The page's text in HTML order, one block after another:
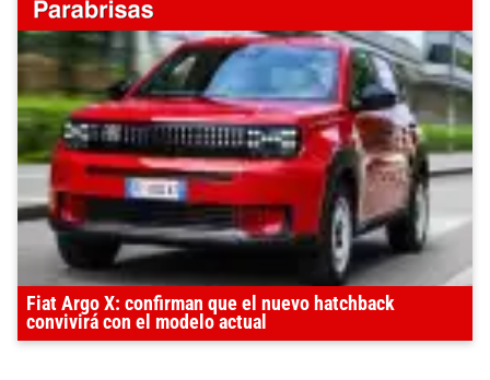
Fiat Argo X: confirman que el nuevo hatchback
convivirá con el modelo actual